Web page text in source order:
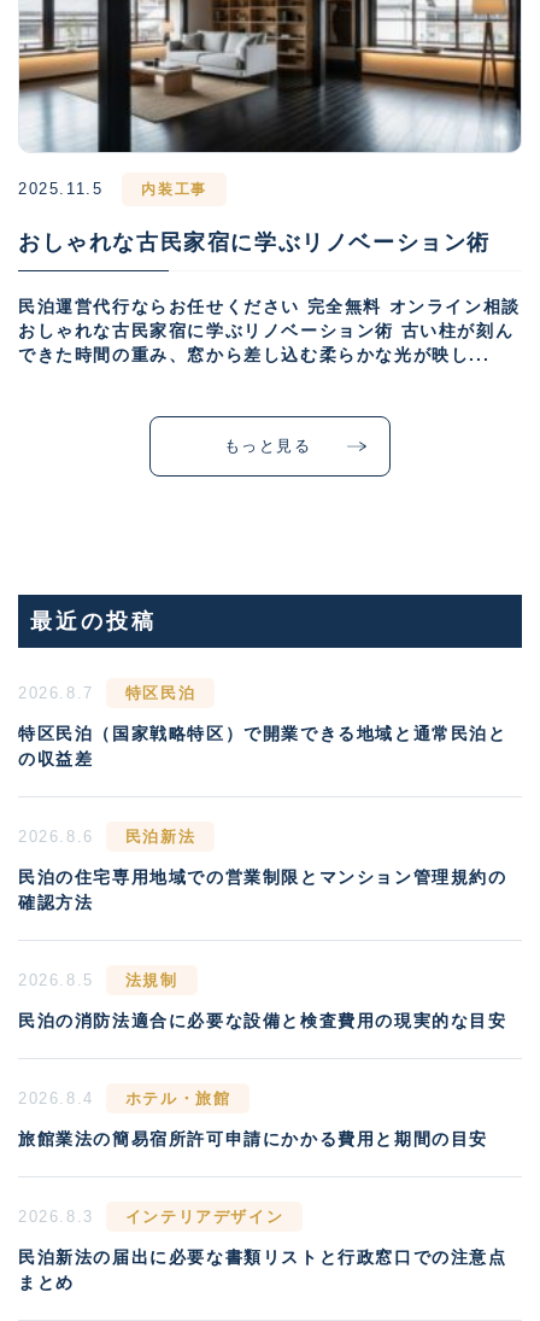
2025.11.5 内装工事
おしゃれな古民家宿に学ぶリノベーション術
民泊運営代行ならお任せください 完全無料 オンライン相談
おしゃれな古民家宿に学ぶリノベーション術 古い柱が刻ん
できた時間の重み、窓から差し込む柔らかな光が映し...
もっと見る
最近の投稿
2026.8.7 特区民泊
特区民泊（国家戦略特区）で開業できる地域と通常民泊と
の収益差
2026.8.6 民泊新法
民泊の住宅専用地域での営業制限とマンション管理規約の
確認方法
2026.8.5 法規制
民泊の消防法適合に必要な設備と検査費用の現実的な目安
2026.8.4 ホテル・旅館
旅館業法の簡易宿所許可申請にかかる費用と期間の目安
2026.8.3 インテリアデザイン
民泊新法の届出に必要な書類リストと行政窓口での注意点
まとめ